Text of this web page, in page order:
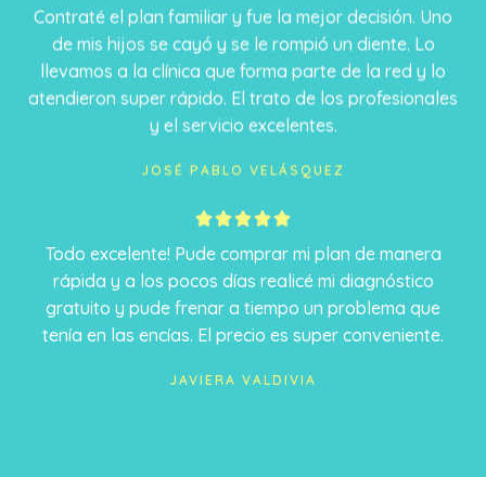
/
5
Contraté el plan familiar y fue la mejor decisión. Uno
de mis hijos se cayó y se le rompió un diente. Lo
llevamos a la clínica que forma parte de la red y lo
atendieron super rápido. El trato de los profesionales
y el servicio excelentes.
JOSÉ PABLO VELÁSQUEZ
/
5
Todo excelente! Pude comprar mi plan de manera
rápida y a los pocos días realicé mi diagnóstico
gratuito y pude frenar a tiempo un problema que